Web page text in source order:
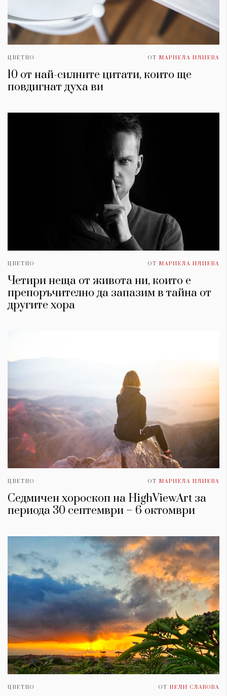
ЦВЕТНО ОТ МАРИЕЛА ИЛИЕВА
10 от най-силните цитати, които ще
повдигнат духa ви
ЦВЕТНО ОТ МАРИЕЛА ИЛИЕВА
Четири неща от живота ни, които е
препоръчително да запазим в тайна от
другите хора
ЦВЕТНО ОТ МАРИЕЛА ИЛИЕВА
Седмичен хороскоп на HighViewArt за
периода 30 септември – 6 октомври
ЦВЕТНО ОТ НЕЛИ СЛАВОВА